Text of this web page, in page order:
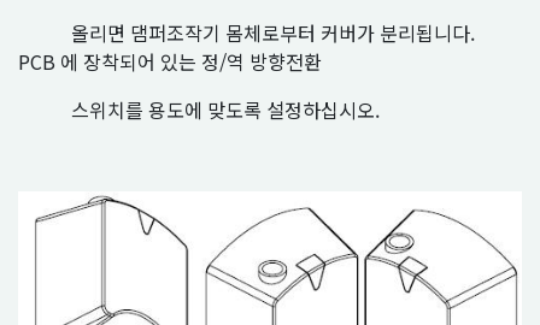
올리면 댐퍼조작기 몸체로부터 커버가 분리됩니다.
PCB 에 장착되어 있는 정/역 방향전환
스위치를 용도에 맞도록 설정하십시오.